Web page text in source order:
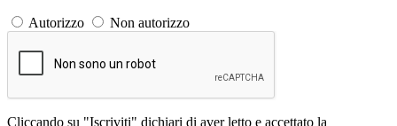
Autorizzo Non autorizzo
Cliccando su "Iscriviti" dichiari di aver letto e accettato la